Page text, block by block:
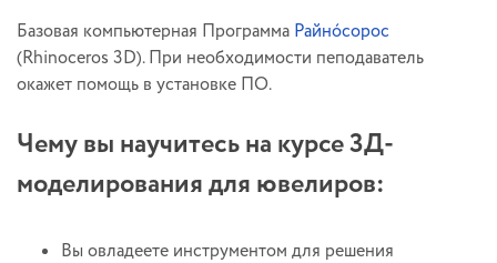
Базовая компьютерная Программа Райно́сорос
(Rhinoceros 3D). При необходимости пеподаватель
окажет помощь в установке ПО.
Чему вы научитесь на курсе 3Д-
моделирования для ювелиров:
Вы овладеете инструментом для решения